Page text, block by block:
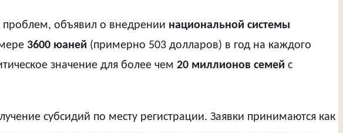
проблем, объявил о внедрении национальной системы
3600 юаней (примерно 503 долларов) в год на каждого
значение для более чем 20 миллионов семей с
субсидий по месту регистрации. Заявки принимаются как